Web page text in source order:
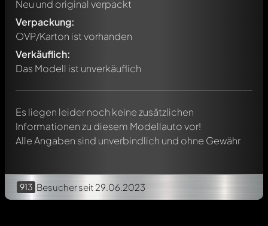
Neu und original verpackt
Verpackung:
OVP/Karton ist vorhanden
Verkäuflich:
Das Modell ist unverkäuflich
Es liegen leider noch keine zusätzlichen
Informationen zu diesem Modellauto vor!
Alle Angaben sind unverbindlich und ohne Gewähr
913 Besucherseit 29.06.2023
Schreibe jetzt einen ersten Kommentar zu diesem Modell!
Jeder Kommentar kann von allen Mitgliedern diskutiert
werden. Es ist wie ein Chat.
Erwähne andere Modelly-Mitglieder durch die
automatisch darüber informiert.